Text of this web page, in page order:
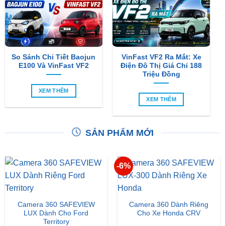
So Sánh Chi Tiết Baojun
E100 Và VinFast VF2
XEM THÊM
VinFast VF2 Ra Mắt: Xe
Điện Đô Thị Giá Chỉ 188
Triệu Đồng
XEM THÊM
SẢN PHẨM MỚI
Camera 360 SAFEVIEW
LUX Dành Cho Ford
₫15,500,000
Camera 360 Dành Riêng
Cho Xe Honda CRV
₫16,500,000 Giá
gốc
là:
₫15,500,000